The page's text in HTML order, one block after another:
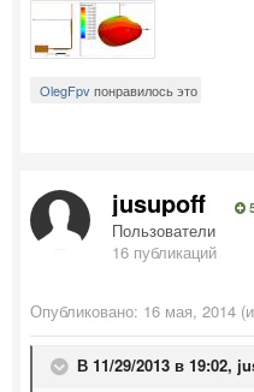
OlegFpvпонравилось это
jusupoff
Пользователи
16 публикаций
Опубликовано: 16 мая, 2014
В 11/29/2013 в 19:02,